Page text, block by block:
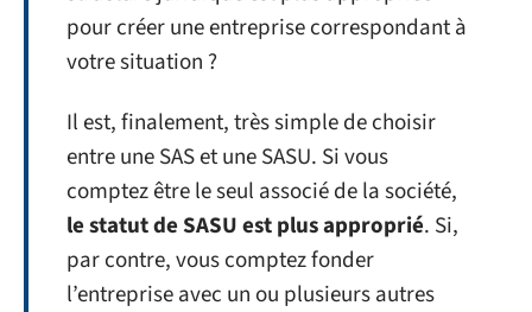
pour créer une entreprise correspondant à
votre situation ?
Il est, finalement, très simple de choisir
entre une SAS et une SASU. Si vous
comptez être le seul associé de la société,
le statut de SASU est plus approprié. Si,
par contre, vous comptez fonder
l’entreprise avec un ou plusieurs autres